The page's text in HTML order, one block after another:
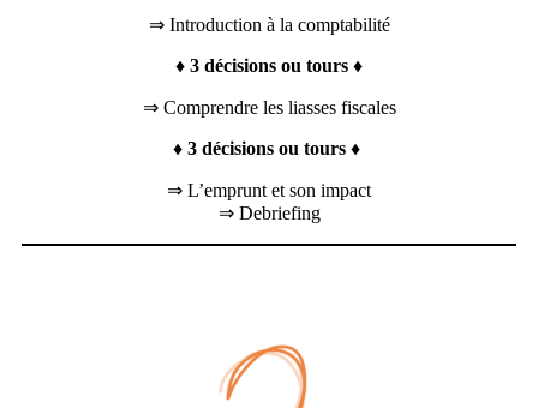
⇒ Introduction à la comptabilité
♦ 3 décisions ou tours ♦
⇒ Comprendre les liasses fiscales
♦ 3 décisions ou tours ♦
⇒ L’emprunt et son impact
⇒ Debriefing